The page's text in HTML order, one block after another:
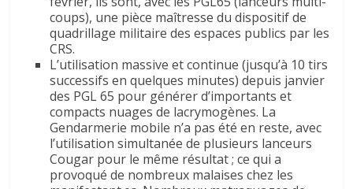
coups), une pièce maîtresse du dispositif de
quadrillage militaire des espaces publics par les
CRS.
L’utilisation massive et continue (jusqu’à 10 tirs
successifs en quelques minutes) depuis janvier
des PGL 65 pour générer d’importants et
compacts nuages de lacrymogènes. La
Gendarmerie mobile n’a pas été en reste, avec
l’utilisation simultanée de plusieurs lanceurs
Cougar pour le même résultat ; ce qui a
provoqué de nombreux malaises chez les